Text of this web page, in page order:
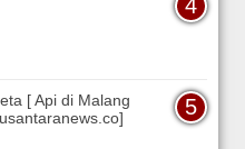
[ Api di Malang